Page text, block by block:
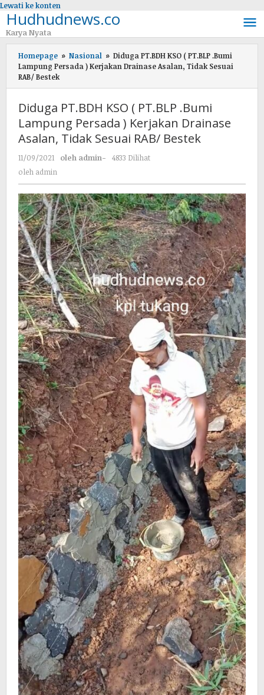
Lewati ke konten
Hudhudnews.co
Karya Nyata
Homepage » Nasional » Diduga PT.BDH KSO ( PT.BLP .Bumi
Lampung Persada ) Kerjakan Drainase Asalan, Tidak Sesuai
RAB/ Bestek
Diduga PT.BDH KSO ( PT.BLP .Bumi
Lampung Persada ) Kerjakan Drainase
Asalan, Tidak Sesuai RAB/ Bestek
11/09/2021 oleh admin-
4833 Dilihat
oleh admin